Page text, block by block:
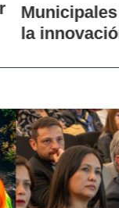
Municipales
la